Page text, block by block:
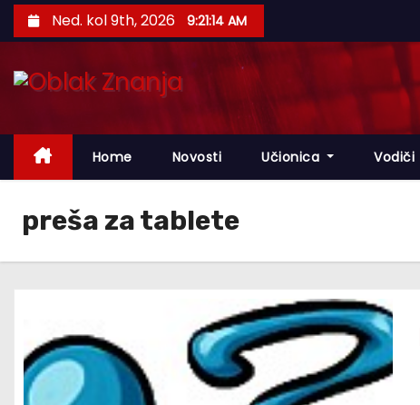
k
o
e
Ned. kol 9th, 2026 9:21:15 AM
Home Novosti Učionica Vodiči
preša za tablete